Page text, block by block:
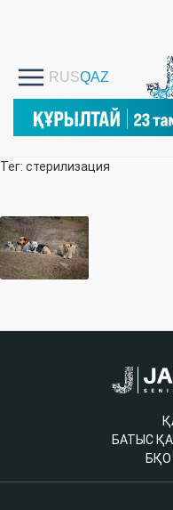
Тег: стерилизация
БАТЫС